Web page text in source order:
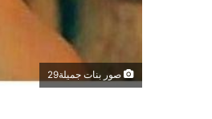
صور بنات جميلة29